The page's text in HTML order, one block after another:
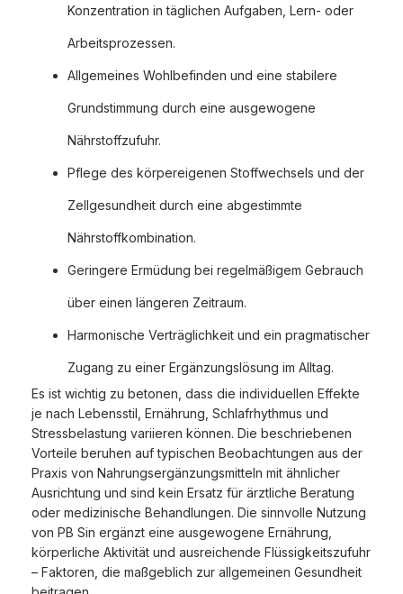
Konzentration in täglichen Aufgaben, Lern- oder
Arbeitsprozessen.
Allgemeines Wohlbefinden und eine stabilere
Grundstimmung durch eine ausgewogene
Nährstoffzufuhr.
Pflege des körpereigenen Stoffwechsels und der
Zellgesundheit durch eine abgestimmte
Nährstoffkombination.
Geringere Ermüdung bei regelmäßigem Gebrauch
über einen längeren Zeitraum.
Harmonische Verträglichkeit und ein pragmatischer
Zugang zu einer Ergänzungslösung im Alltag.
Es ist wichtig zu betonen, dass die individuellen Effekte
je nach Lebensstil, Ernährung, Schlafrhythmus und
Stressbelastung variieren können. Die beschriebenen
Vorteile beruhen auf typischen Beobachtungen aus der
Praxis von Nahrungsergänzungsmitteln mit ähnlicher
Ausrichtung und sind kein Ersatz für ärztliche Beratung
oder medizinische Behandlungen. Die sinnvolle Nutzung
von PB Sin ergänzt eine ausgewogene Ernährung,
körperliche Aktivität und ausreichende Flüssigkeitszufuhr
– Faktoren, die maßgeblich zur allgemeinen Gesundheit